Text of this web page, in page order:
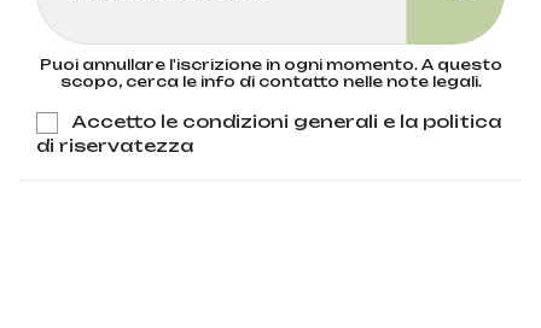
Puoi annullare l'iscrizione in ogni momento. A questo
scopo, cerca le info di contatto nelle note legali.
Accetto le condizioni generali e la politica
di riservatezza